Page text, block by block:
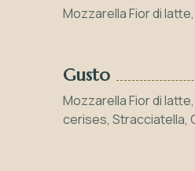
Mozzarella Fior di
Gusto
Mozzarella Fior di
cerises, Stracciatella,